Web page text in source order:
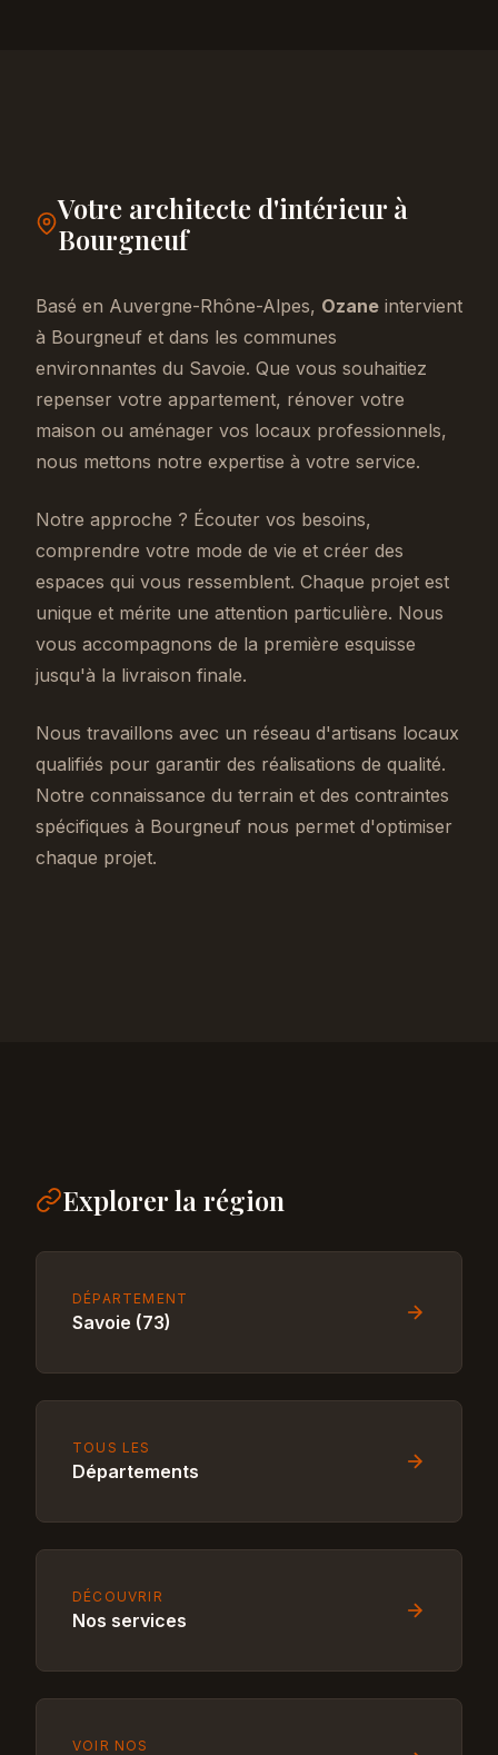
Votre architecte d'intérieur à
Bourgneuf
Basé en Auvergne-Rhône-Alpes, Ozane intervient
à Bourgneuf et dans les communes
environnantes du Savoie. Que vous souhaitiez
repenser votre appartement, rénover votre
maison ou aménager vos locaux professionnels,
nous mettons notre expertise à votre service.
Notre approche ? Écouter vos besoins,
comprendre votre mode de vie et créer des
espaces qui vous ressemblent. Chaque projet est
unique et mérite une attention particulière. Nous
vous accompagnons de la première esquisse
jusqu'à la livraison finale.
Nous travaillons avec un réseau d'artisans locaux
qualifiés pour garantir des réalisations de qualité.
Notre connaissance du terrain et des contraintes
spécifiques à Bourgneuf nous permet d'optimiser
chaque projet.
Explorer la région
DÉPARTEMENT
Savoie (73)
TOUS LES
Départements
DÉCOUVRIR
Nos services
VOIR NOS